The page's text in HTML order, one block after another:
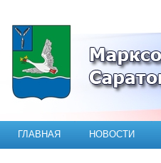
Официальный
ГЛАВНАЯ НОВОСТИ